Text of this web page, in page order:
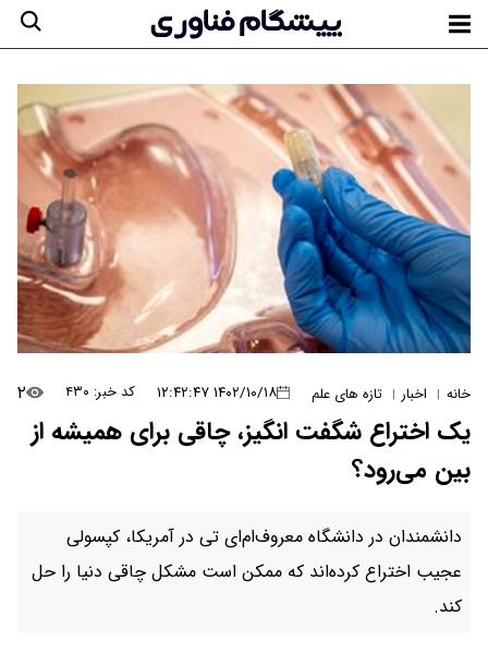
خانه | اخبار | تازه های علم ۱۴۰۲/۱۰/۱۸ ۱۲:۴۲:۴۷ کد خبر: ۴۳۰ ۲
یک اختراع شگفت انگیز، چاقی برای همیشه از
بین می‌رود؟
دانشمندان در دانشگاه معروف‌ام‌ای تی در آمریکا، کپسولی
عجیب اختراع کرده‌اند که ممکن است مشکل چاقی دنیا را حل
کند.